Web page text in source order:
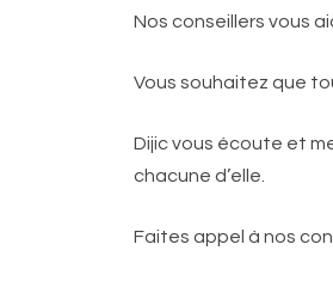
Nos conseillers vous
Vous souhaitez que
Dijic vous écoute et
chacune d’elle.
Faites appel à nos